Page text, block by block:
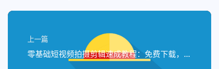
上一篇
零基础短视频拍摄剪辑速成教程：免费下载，开启创作之旅